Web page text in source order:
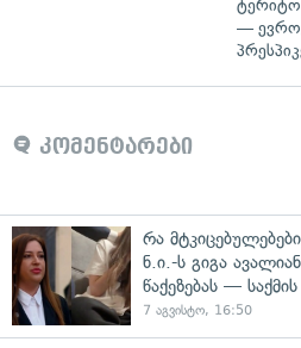
—
კომენტარები
რა
ნ.ი.-ს გიგა
წაქეზებას —
7 აგვისტო, 16:50